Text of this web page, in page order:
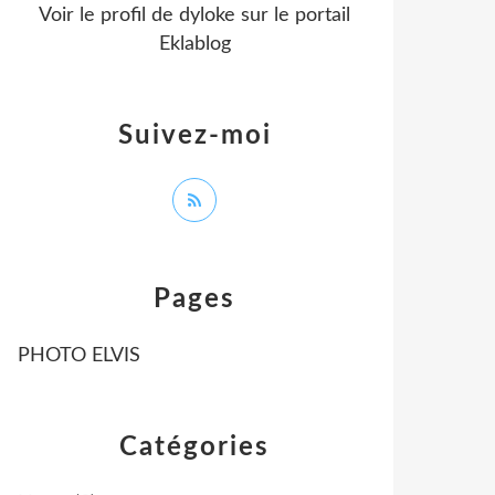
Catégories
Pages
PHOTO ELVIS
Suivez-moi
Voir le profil de dyloke sur le portail
Eklablog